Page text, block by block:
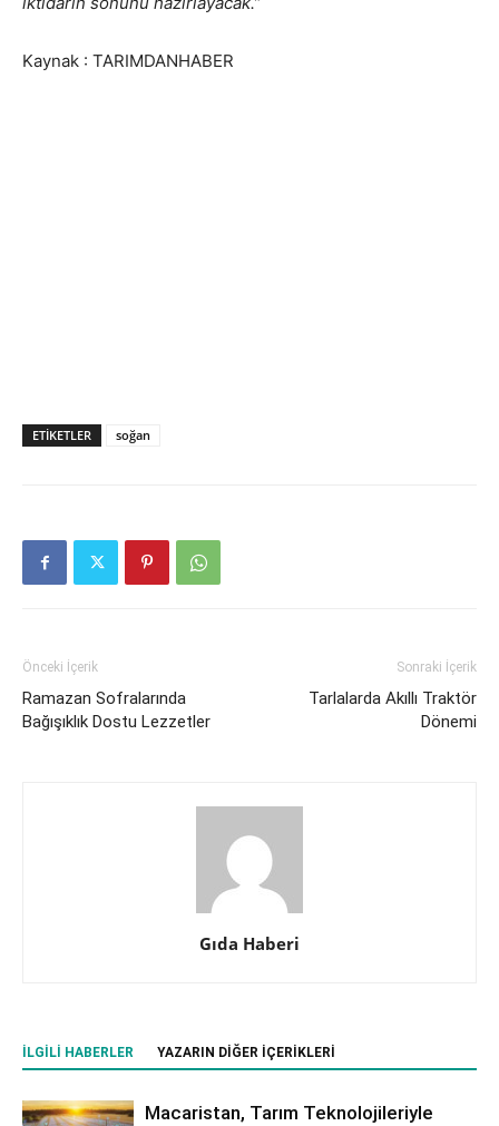
Kaynak : TARIMDANHABER
ETIKETLER soğan
Önceki İçerik
Ramazan Sofralarında
Bağışıklık Dostu Lezzetler
Sonraki İçerik
Tarlalarda Akıllı Traktör
Dönemi
Gıda Haberi
İLGILI HABERLER YAZARIN DIĞER İÇERIKLERI
Macaristan, Tarım Teknolojileriyle